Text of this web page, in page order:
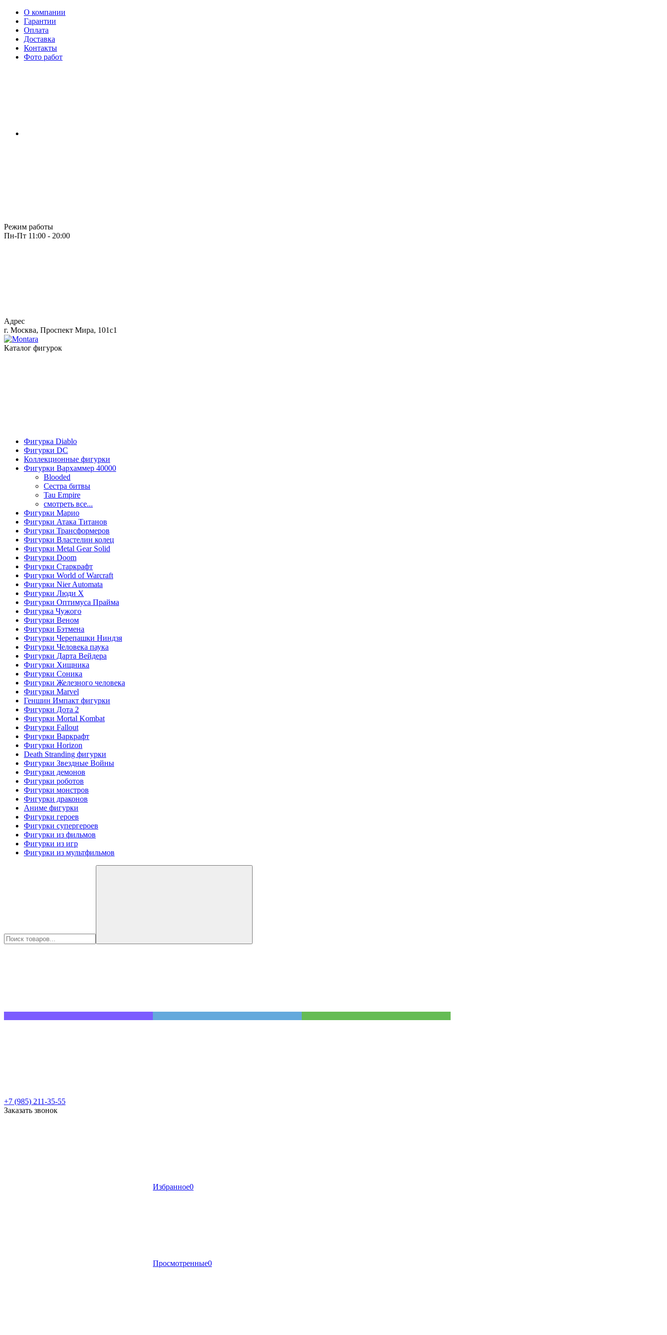
О компании
Гарантии
Оплата
Доставка
Контакты
Фото работ
Режим работы
Пн-Пт 11:00 - 20:00
Адрес
г. Москва, Проспект Мира, 101с1
Каталог фигурок
Фигурка Diablo
Фигурки DC
Коллекционные фигурки
Фигурки Вархаммер 40000
Blooded
Сестра битвы
Tau Empire
смотреть все...
Фигурки Марио
Фигурки Атака Титанов
Фигурки Трансформеров
Фигурки Властелин колец
Фигурки Metal Gear Solid
Фигурки Doom
Фигурки Старкрафт
Фигурки World of Warcraft
Фигурки Nier Automata
Фигурки Люди Х
Фигурки Оптимуса Прайма
Фигурка Чужого
Фигурки Веном
Фигурки Бэтмена
Фигурки Черепашки Ниндзя
Фигурки Человека паука
Фигурки Дарта Вейдера
Фигурки Хищника
Фигурки Соника
Фигурки Железного человека
Фигурки Marvel
Геншин Импакт фигурки
Фигурки Дота 2
Фигурки Mortal Kombat
Фигурки Fallout
Фигурки Варкрафт
Фигурки Horizon
Death Stranding фигурки
Фигурки Звездные Войны
Фигурки демонов
Фигурки роботов
Фигурки монстров
Фигурки драконов
Аниме фигурки
Фигурки героев
Фигурки супергероев
Фигурки из фильмов
Фигурки из игр
Фигурки из мультфильмов
+7 (985) 211-35-55
Заказать звонок
Избранное0
Просмотренные0